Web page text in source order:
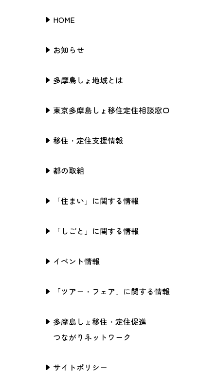
HOME
お知らせ
多摩島しょ地域とは
東京多摩島しょ移住定住相談窓口
移住・定住支援情報
都の取組
「住まい」に関する情報
「しごと」に関する情報
イベント情報
「ツアー・フェア」に関する情報
多摩島しょ移住・定住促進
つながりネットワーク
サイトポリシー